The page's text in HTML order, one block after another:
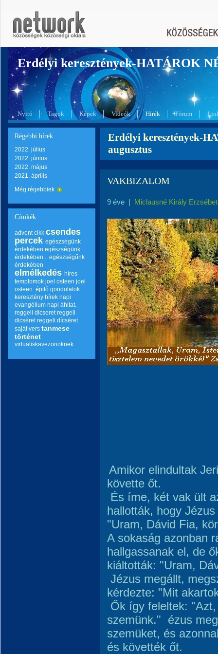
Erdélyi keresztények-HATÁROK
Nyitó Tagok Képek Videók Hírek Fórum
Régebbi hírek
2022. július
2022. június
2022. május
2021. április
Még régebbiek
Címkék
advent cikk csendes
percek egészségünk
érdekében egészségünk
érdekében... egészségűnk
érdekében
elmélkedés híres
templomok joel osteen joel
osteen :épitő gondolatok
keresztény hírek napi
evangélium napi áhitat.
reggeli dicseret reggeli
dicséret reggeli dícséret
saját vers tanmese
történet
virtualiskavezonoknek
Erdélyi keresztények-
augusztus
VAKBIZALOM
9 éve | Miclausné Király Erzsébet
Amikor elindultak
követte őt.
És íme, két vak ült
hallották, hogy
"Uram, Dávid Fia,
A sokaság azonban
hallgassanak el, de
kiáltották: "Uram,
Jézus megállt,
kérdezte: "Mit
Ők így feleltek:
szemünk." ézus
szemüket, és
és követték őt.